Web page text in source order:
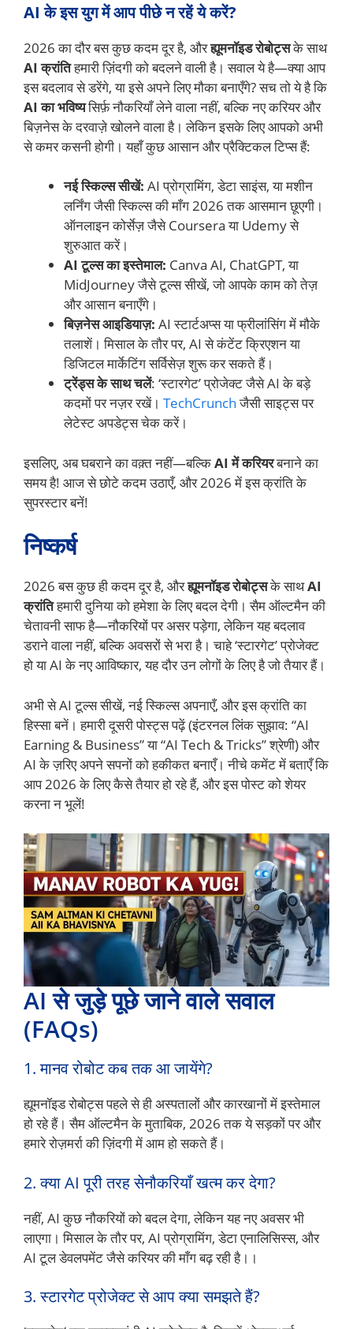
AI के इस युग में आप पीछे न रहें ये करें?
2026 का दौर बस कुछ कदम दूर है, औरह्यूमनॉइड रोबोट्सके साथ
AI क्रांतिहमारी ज़िंदगी को बदलने वाली है। सवाल ये है—क्या आप
इस बदलाव से डरेंगे, या इसे अपने लिए मौका बनाएँगे? सच तो ये है कि
AI का भविष्यसिर्फ़ नौकरियाँ लेने वाला नहीं, बल्कि नए करियर और
बिज़नेस के दरवाज़े खोलने वाला है। लेकिन इसके लिए आपको अभी
से कमर कसनी होगी। यहाँ कुछ आसान और प्रैक्टिकल टिप्स हैं:
नई स्किल्स सीखें: AI प्रोग्रामिंग, डेटा साइंस, या मशीन
लर्निंग जैसी स्किल्स की माँग 2026 तक आसमान छूएगी।
ऑनलाइन कोर्सेज़ जैसे Coursera या Udemy से
शुरुआत करें।
AI टूल्स का इस्तेमाल: Canva AI, ChatGPT, या
MidJourney जैसे टूल्स सीखें, जो आपके काम को तेज़
और आसान बनाएँगे।
बिज़नेस आइडियाज़: AI स्टार्टअप्स या फ्रीलांसिंग में मौके
तलाशें। मिसाल के तौर पर, AI से कंटेंट क्रिएशन या
डिजिटल मार्केटिंग सर्विसेज़ शुरू कर सकते हैं।
ट्रेंड्स के साथ चलें: ‘स्टारगेट’ प्रोजेक्ट जैसे AI के बड़े
कदमों पर नज़र रखें। TechCrunchजैसी साइट्स पर
लेटेस्ट अपडेट्स चेक करें।
इसलिए, अब घबराने का वक़्त नहीं—बल्किAI में करियरबनाने का
समय है! आज से छोटे कदम उठाएँ, और 2026 में इस क्रांति के
सुपरस्टार बनें!
निष्कर्ष
2026 बस कुछ ही कदम दूर है, औरह्यूमनॉइड रोबोट्सके साथAI
क्रांतिहमारी दुनिया को हमेशा के लिए बदल देगी। सैम ऑल्टमैन की
चेतावनी साफ है—नौकरियों पर असर पड़ेगा, लेकिन यह बदलाव
डराने वाला नहीं, बल्कि अवसरों से भरा है। चाहे ‘स्टारगेट’ प्रोजेक्ट
हो या AI के नए आविष्कार, यह दौर उन लोगों के लिए है जो तैयार हैं।
अभी से AI टूल्स सीखें, नई स्किल्स अपनाएँ, और इस क्रांति का
हिस्सा बनें। हमारी दूसरी पोस्ट्स पढ़ें (इंटरनल लिंक सुझाव: “AI
Earning & Business” या “AI Tech & Tricks” श्रेणी) और
AI के ज़रिए अपने सपनों को हकीकत बनाएँ। नीचे कमेंट में बताएँ कि
आप 2026 के लिए कैसे तैयार हो रहे हैं, और इस पोस्ट को शेयर
करना न भूलें!
AI से जुड़े पूछे जाने वाले सवाल
(FAQs)
1. मानव रोबोट कब तक आ जायेंगे?
ह्यूमनॉइड रोबोट्स पहले से ही अस्पतालों और कारखानों में इस्तेमाल
हो रहे हैं। सैम ऑल्टमैन के मुताबिक, 2026 तक ये सड़कों पर और
हमारे रोज़मर्रा की ज़िंदगी में आम हो सकते हैं।
2. क्या AI पूरी तरह सेनौकरियाँ खत्म कर देगा?
नहीं, AI कुछ नौकरियों को बदल देगा, लेकिन यह नए अवसर भी
लाएगा। मिसाल के तौर पर, AI प्रोग्रामिंग, डेटा एनालिसिस्स, और
AI टूल डेवलपमेंट जैसे करियर की माँग बढ़ रही है।।
3. स्टारगेट प्रोजेक्ट से आप क्या समझते हैं?